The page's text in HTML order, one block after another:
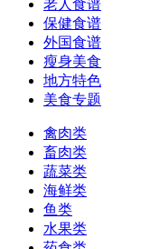
老人食谱
保健食谱
外国食谱
瘦身美食
地方特色
美食专题
禽肉类
畜肉类
蔬菜类
海鲜类
鱼类
水果类